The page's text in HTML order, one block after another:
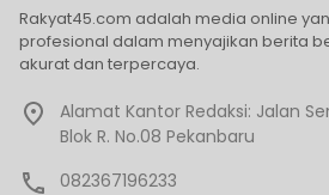
Rakyat45.com adalah media online
profesional dalam menyajikan berita
akurat dan terpercaya.
Alamat Kantor Redaksi: Jalan
Blok R. No.08 Pekanbaru
082367196233